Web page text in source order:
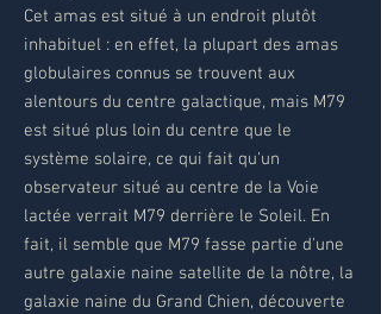
Cet amas est situé à un endroit plutôt
inhabituel : en effet, la plupart des amas
globulaires connus se trouvent aux
alentours du centre galactique, mais M79
est situé plus loin du centre que le
système solaire, ce qui fait qu'un
observateur situé au centre de la Voie
lactée verrait M79 derrière le Soleil. En
fait, il semble que M79 fasse partie d'une
autre galaxie naine satellite de la nôtre, la
galaxie naine du Grand Chien, découverte